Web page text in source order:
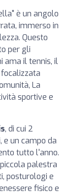
è un angolo
immerso in
Questo
per gli
ama il tennis, il
La
sportive e
, di cui 2
e un campo da
tutto l'anno.
palestra
posturologi e
fisico e